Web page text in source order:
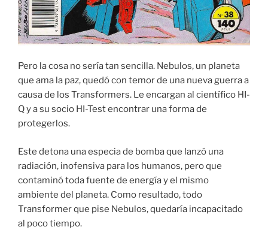
Pero la cosa no sería tan sencilla. Nebulos, un planeta
que ama la paz, quedó con temor de una nueva guerra a
causa de los Transformers. Le encargan al científico HI-
Q y a su socio HI-Test encontrar una forma de
protegerlos.
Este detona una especia de bomba que lanzó una
radiación, inofensiva para los humanos, pero que
contaminó toda fuente de energía y el mismo
ambiente del planeta. Como resultado, todo
Transformer que pise Nebulos, quedaría incapacitado
al poco tiempo.